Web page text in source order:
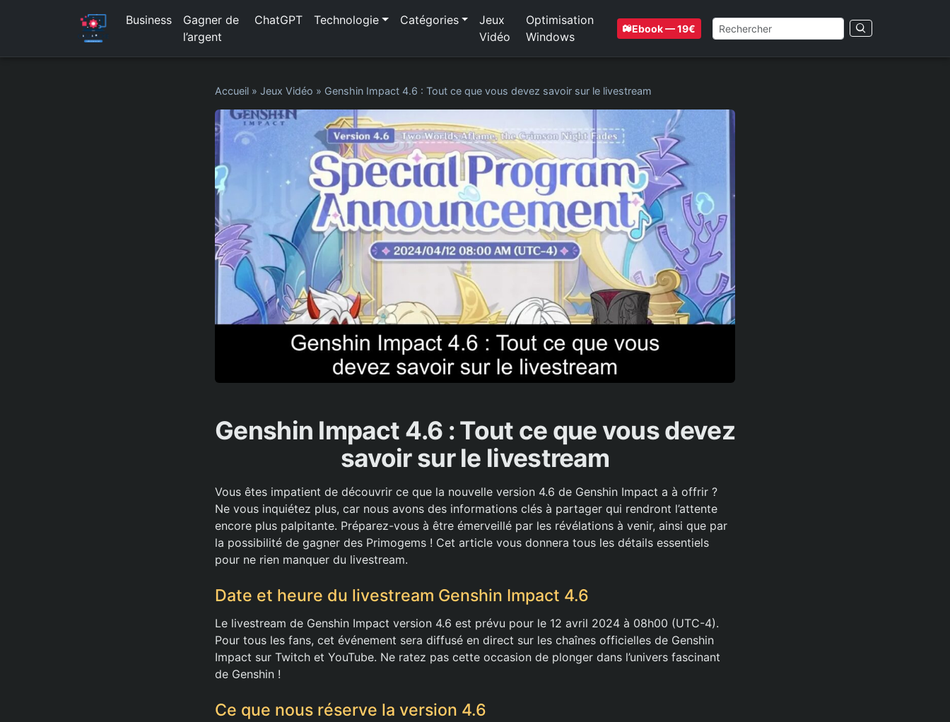
Business
Gagner de
l’argent
ChatGPT Technologie Catégories
Jeux
Vidéo
Optimisation
Windows
Ebook — 19€
Accueil » Jeux Vidéo » Genshin Impact 4.6 : Tout ce que vous devez savoir sur le livestream
Genshin Impact 4.6 : Tout ce que vous devez
savoir sur le livestream
Vous êtes impatient de découvrir ce que la nouvelle version 4.6 de Genshin Impact a à offrir ?
Ne vous inquiétez plus, car nous avons des informations clés à partager qui rendront l’attente
encore plus palpitante. Préparez-vous à être émerveillé par les révélations à venir, ainsi que par
la possibilité de gagner des Primogems ! Cet article vous donnera tous les détails essentiels
pour ne rien manquer du livestream.
Date et heure du livestream Genshin Impact 4.6
Le livestream de Genshin Impact version 4.6 est prévu pour le 12 avril 2024 à 08h00 (UTC-4).
Pour tous les fans, cet événement sera diffusé en direct sur les chaînes officielles de Genshin
Impact sur Twitch et YouTube. Ne ratez pas cette occasion de plonger dans l’univers fascinant
de Genshin !
Ce que nous réserve la version 4.6